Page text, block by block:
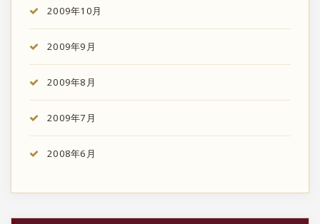
2009年10月
2009年9月
2009年8月
2009年7月
2008年6月